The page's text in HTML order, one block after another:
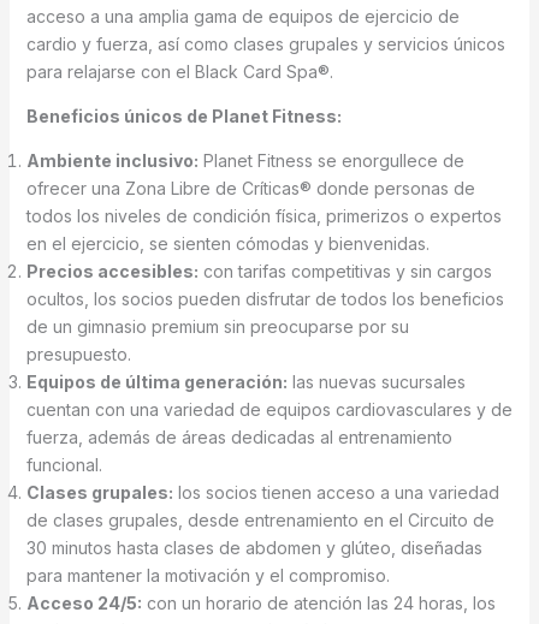
acceso a una amplia gama de equipos de ejercicio de
cardio y fuerza, así como clases grupales y servicios únicos
para relajarse con el Black Card Spa®.
Beneficios únicos de Planet Fitness:
Ambiente inclusivo: Planet Fitness se enorgullece de
ofrecer una Zona Libre de Críticas® donde personas de
todos los niveles de condición física, primerizos o expertos
en el ejercicio, se sienten cómodas y bienvenidas.
Precios accesibles: con tarifas competitivas y sin cargos
ocultos, los socios pueden disfrutar de todos los beneficios
de un gimnasio premium sin preocuparse por su
presupuesto.
Equipos de última generación: las nuevas sucursales
cuentan con una variedad de equipos cardiovasculares y de
fuerza, además de áreas dedicadas al entrenamiento
funcional.
Clases grupales: los socios tienen acceso a una variedad
de clases grupales, desde entrenamiento en el Circuito de
30 minutos hasta clases de abdomen y glúteo, diseñadas
para mantener la motivación y el compromiso.
Acceso 24/5: con un horario de atención las 24 horas, los